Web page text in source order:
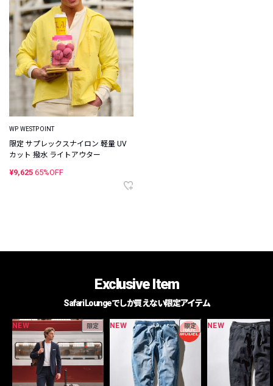
WP WESTPOINT
限定 サプレックスナイロン 軽量 UV
カット 撥水 ライトアウター
¥9,625 65%OFF
Exclusive Item
Safari Loungeでしか買えない限定アイテム
NEW 限定 NEW 限定 NEW